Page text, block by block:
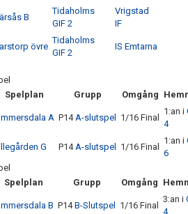
B
Tidaholms
GIF 2
Vrigstad
IF
övre
Tidaholms
GIF 2
IS Emtarna
Spelplan Grupp Omgång
A P14A-slutspel 1/16 Final
1:an i
4
G P14A-slutspel 1/16 Final
1:an i
6
Spelplan Grupp Omgång
B P14B-Slutspel 1/16 Final
3:an i
4